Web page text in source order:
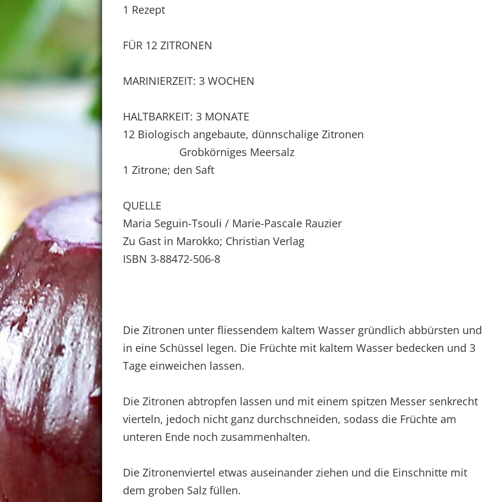
1 Rezept
FÜR 12 ZITRONEN
MARINIERZEIT: 3 WOCHEN
HALTBARKEIT: 3 MONATE
12 Biologisch angebaute, dünnschalige Zitronen
Grobkörniges Meersalz
1 Zitrone; den Saft
QUELLE
Maria Seguin-Tsouli / Marie-Pascale Rauzier
Zu Gast in Marokko; Christian Verlag
ISBN 3-88472-506-8
Die Zitronen unter fliessendem kaltem Wasser gründlich abbürsten und
in eine Schüssel legen. Die Früchte mit kaltem Wasser bedecken und 3
Tage einweichen lassen.
Die Zitronen abtropfen lassen und mit einem spitzen Messer senkrecht
vierteln, jedoch nicht ganz durchschneiden, sodass die Früchte am
unteren Ende noch zusammenhalten.
Die Zitronenviertel etwas auseinander ziehen und die Einschnitte mit
dem groben Salz füllen.